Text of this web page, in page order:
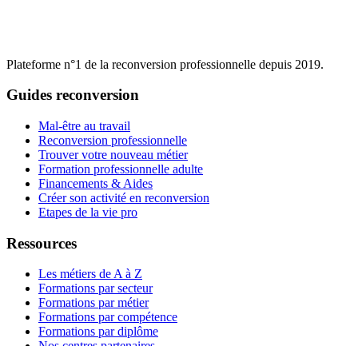
Plateforme n°1 de la reconversion professionnelle depuis 2019.
Guides reconversion
Mal-être au travail
Reconversion professionnelle
Trouver votre nouveau métier
Formation professionnelle adulte
Financements & Aides
Créer son activité en reconversion
Etapes de la vie pro
Ressources
Les métiers de A à Z
Formations par secteur
Formations par métier
Formations par compétence
Formations par diplôme